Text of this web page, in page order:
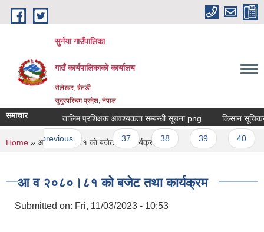
Skip to main content
सुर्नया गाउँपालिका
गाउँ कार्यपालिकाकाे कार्यालय
रौलेश्वर, बैतडी
सुदुरपश्चिम प्रदेश, नेपाल
समाचार
सूचना तालिम प्रशिक्षक आवश्यकता सम्बन्धी सूचना.png किसान
‹ previous … 37 38 39 40
You are here
Home » आ व २०८०।८१ काे बजेट तथा कार्यक्रम
आ व २०८०।८१ काे बजेट तथा कार्यक्रम
Submitted on: Fri, 11/03/2023 - 10:53